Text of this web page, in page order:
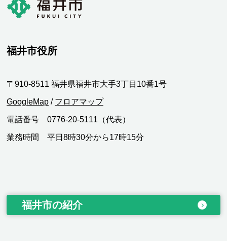
福井市役所
〒910-8511 福井県福井市大手3丁目10番1号
GoogleMap / フロアマップ
電話番号 0776-20-5111（代表）
業務時間 平日8時30分から17時15分
福井市の紹介